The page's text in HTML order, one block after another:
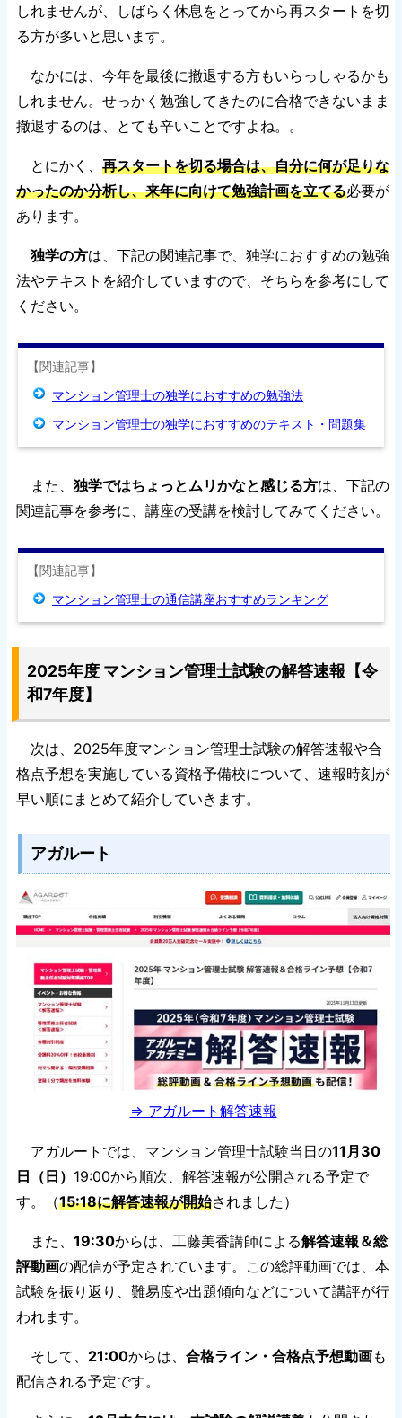
しれませんが、しばらく休息をとってから再スタートを切
る方が多いと思います。
なかには、今年を最後に撤退する方もいらっしゃるかも
しれません。せっかく勉強してきたのに合格できないまま
撤退するのは、とても辛いことですよね。。
とにかく、 再スタートを切る場合は、自分に何が足りな
かったのか分析し、来年に向けて勉強計画を立てる必要が
あります。
独学の方は、下記の関連記事で、独学におすすめの勉強
法やテキストを紹介していますので、そちらを参考にして
ください。
【関連記事】
マンション管理士の独学におすすめの勉強法
マンション管理士の独学におすすめのテキスト・問題集
また、 独学ではちょっとムリかなと感じる方は、下記の
関連記事を参考に、講座の受講を検討してみてください。
【関連記事】
マンション管理士の通信講座おすすめランキング
2025年度 マンション管理士試験の解答速報【令
和7年度】
次は、2025年度マンション管理士試験の解答速報や合
格点予想を実施している資格予備校について、速報時刻が
早い順にまとめて紹介していきます。
アガルート
⇒ アガルート解答速報
アガルートでは、マンション管理士試験当日の11月30
日（日） 19:00から順次、解答速報が公開される予定で
す。（15:18に解答速報が開始されました）
また、 19:30からは、工藤美香講師による解答速報＆総
評動画の配信が予定されています。この総評動画では、本
試験を振り返り、難易度や出題傾向などについて講評が行
われます。
そして、 21:00からは、 合格ライン・合格点予想動画も
配信される予定です。